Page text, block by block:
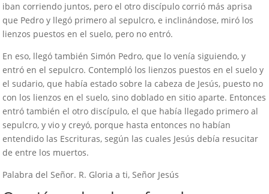
iban corriendo juntos, pero el otro discípulo corrió más aprisa
que Pedro y llegó primero al sepulcro, e inclinándose, miró los
lienzos puestos en el suelo, pero no entró.
En eso, llegó también Simón Pedro, que lo venía siguiendo, y
entró en el sepulcro. Contempló los lienzos puestos en el suelo y
el sudario, que había estado sobre la cabeza de Jesús, puesto no
con los lienzos en el suelo, sino doblado en sitio aparte. Entonces
entró también el otro discípulo, el que había llegado primero al
sepulcro, y vio y creyó, porque hasta entonces no habían
entendido las Escrituras, según las cuales Jesús debía resucitar
de entre los muertos.
Palabra del Señor. R. Gloria a ti, Señor Jesús